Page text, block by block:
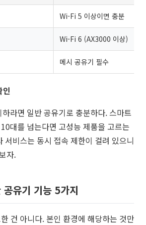
Wi-Fi 5 이상이면 충분
Wi-Fi 6 (AX3000 이상)
메시 공유기 필수
인
라면 일반 공유기로 충분하다. 스마트
대를 넘는다면 고성능 제품을 고르는
서비스는 동시 접속 제한이 걸려 있으니
자.
공유기 기능 5가지
건 아니다. 본인 환경에 해당하는 것만